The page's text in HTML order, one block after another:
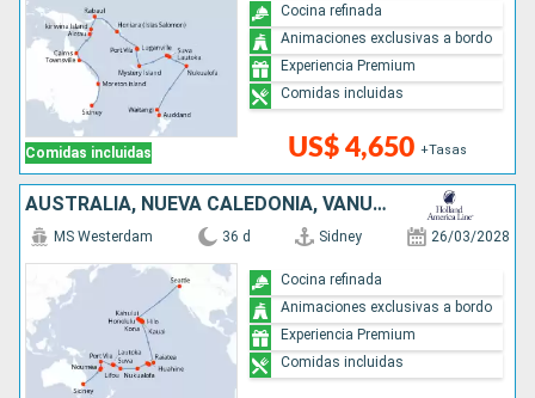
Comidas incluidas US$ 4,650 +Tasas
Cocina refinada
Animaciones exclusivas a bordo
Experiencia Premium
Comidas incluidas
AUSTRALIA, NUEVA CALEDONIA, VANUATU, FIDJI (ISLAS), TONGA, ILES COOK, FRANCIA, ESTADOS UNIDOS
MS Westerdam 36 d Sidney 26/03/2028
Cocina refinada
Animaciones exclusivas a bordo
Experiencia Premium
Comidas incluidas